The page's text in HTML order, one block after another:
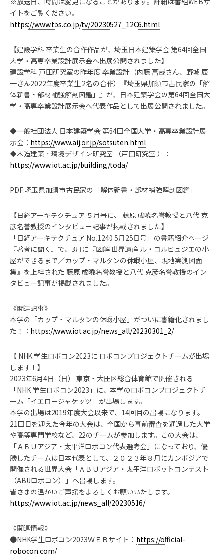
イトをご覧ください。
https://www.tbs.co.jp/tv/20230527_12C6.html
【建設学科 卒業生の合作作品が、埼玉日本建築学会 第64回全国
大学・高専卒業設計展示会へ出展公開されました】
建設学科 戸田研究室の昨年度 卒業設計（内藤 菖哉さん、野城 辰
一さん2022年度卒業生 2名の合作）『埼玉県加須市古民家の「解
体新書・部材補強解剖図鑑」』が、日本建築学会の第64回全国大
学・高専卒業設計展示会へ代表作品として出展公開されました。
◆一般社団法人 日本建築学会 第64回全国大学・高専卒業設計展
示会： https://www.aij.or.jp/sotsuten.html
◆木造建築・環境デザイン研究室 （戸田研究室 ）：
https://www.iot.ac.jp/building/toda/
PDF:埼玉県加須市古民家の「解体新書・部材補強解剖図鑑」
【日経アーキテクチュア ５月号に、 藤原 成曉名誉教授と八代 克
彦名誉教授のインタビュー記事が掲載されました】
「日経アーキテクチュア No.1240 5月25日号」の書籍紹介ページ
『著者に聞く』で、3月に『図解 世界遺産 ル・コルビュジエの小
屋ができるまで／カップ・マルタンの休暇小屋、現地実測図面
集』を上梓された 藤原 成曉名誉教授と八代 克彦名誉教授のイン
タビュー記事が掲載されました。
《関連記事》
本学の「カップ・マルタンの休暇小屋」がついに書籍化されまし
た！： https://www.iot.ac.jp/news_all/20230301_2/
【 NHK 学生ロボコン2023に ロボコンプロジェクトチームが出場
します！】
2023年6月4日（日） 東京・大田区総合体育館で開催される
「NHK 学生ロボコン2023」に、本学のロボコンプロジェクトチ
ーム「イエロージャケッツ」が出場します。
本学の出場は2019年度大会以来で、14回目の出場になります。
21回目を迎えた今年の大会は、全国から事前審査を通過した大学
や高等専門学校など、22のチームが参加します。この大会は、
「ＡＢＵアジア・太平洋ロボコン代表選考会」になっており、優
勝したチームは日本代表として、２０２３年８月にカンボジアで
開催される世界大会「ＡＢＵアジア・太平洋ロボットコンテスト
（ABUロボコン）」へ出場します。
皆さまの温かいご声援をよろしくお願いいたします。
https://www.iot.ac.jp/news_all/20230516/
《関連情報》
●NHK学生ロボコン2023ＷＥＢサイト： https://official-
robocon.com/